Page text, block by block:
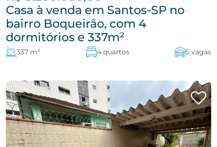
Casa à venda em Santos-SP no
bairro Boqueirão, com 4
dormitórios e 337m²
337 m² 4 quartos 5 vagas